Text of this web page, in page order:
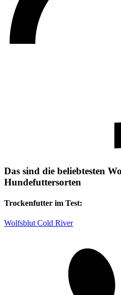
Das sind die beliebtesten
Hundefuttersorten
Trockenfutter im Test:
Wolfsblut Cold River